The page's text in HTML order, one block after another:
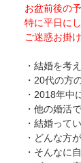
お盆前後の
特に平日に
ご迷惑お掛
・結婚を考
・20代の方
・2018年中
・他の婚活
・結婚って
・どんな方
・そんなに